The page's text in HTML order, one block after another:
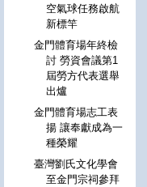
空氣球任務啟航
新標竿
金門體育場年終檢
討 勞資會議第1
屆勞方代表選舉
出爐
金門體育場志工表
揚 讓奉獻成為一
種榮耀
臺灣劉氏文化學會
至金門宗祠參拜